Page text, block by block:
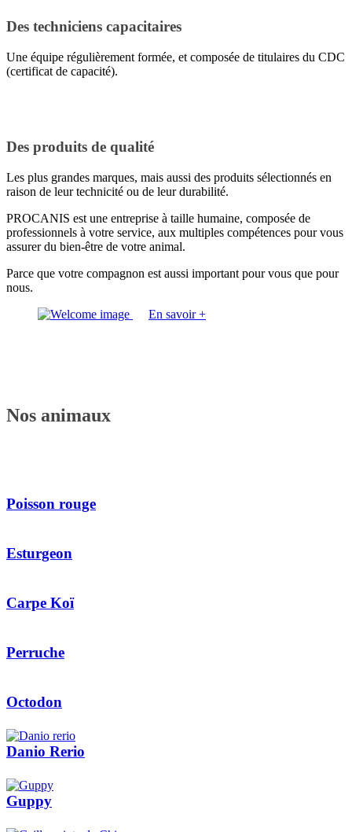
Des techniciens capacitaires
Une équipe régulièrement formée, et composée de titulaires du CDC
(certificat de capacité).
Des produits de qualité
Les plus grandes marques, mais aussi des produits sélectionnés en
raison de leur technicité ou de leur durabilité.
PROCANIS est une entreprise à taille humaine, composée de
professionnels à votre service, aux multiples compétences pour vous
assurer du bien-être de votre animal.
Parce que votre compagnon est aussi important pour vous que pour
nous.
En savoir +
Nos animaux
Poisson rouge
Esturgeon
Carpe Koï
Perruche
Octodon
Danio Rerio
Guppy